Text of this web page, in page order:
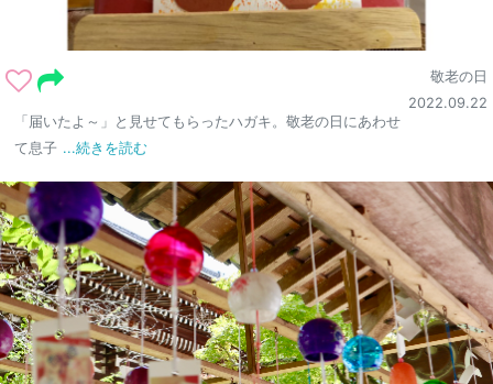
敬老の日
2022.09.22
「届いたよ～」と見せてもらったハガキ。敬老の日にあわせ
て息子 ...続きを読む